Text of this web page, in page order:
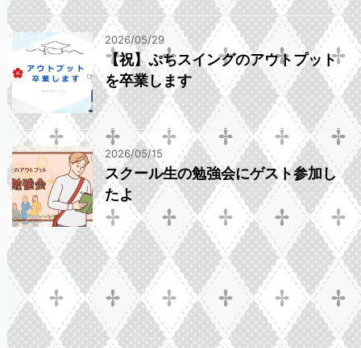
2026/05/29
【祝】ぷちスイングのアウトプット
を卒業します
2026/05/15
スクール生の勉強会にゲスト参加し
たよ